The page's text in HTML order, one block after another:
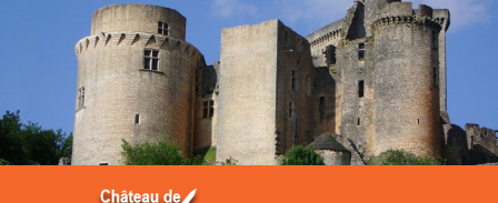
Jump to navigation